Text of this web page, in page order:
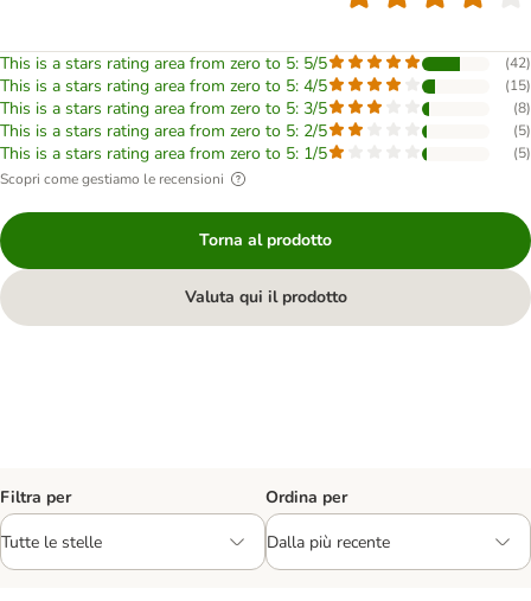
This is a stars rating area from zero to 5: 5/5 (42)
This is a stars rating area from zero to 5: 4/5 (15)
This is a stars rating area from zero to 5: 3/5 (8)
This is a stars rating area from zero to 5: 2/5 (5)
This is a stars rating area from zero to 5: 1/5 (5)
Scopri come gestiamo le recensioni
Torna al prodotto
Valuta qui il prodotto
Filtra per Ordina per